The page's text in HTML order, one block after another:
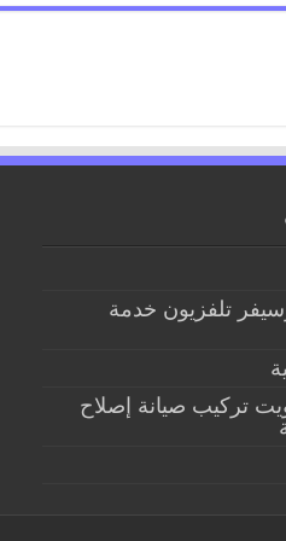
تلفزيون خدمة
تركيب صيانة إصلاح